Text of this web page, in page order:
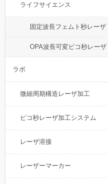
ライフサイエンス
固定波長フェムト秒レーザ
OPA波長可変ピコ秒レーザ
ラボ
微細周期構造レーザ加工
ピコ秒レーザ加工システム
レーザ溶接
レーザーマーカー